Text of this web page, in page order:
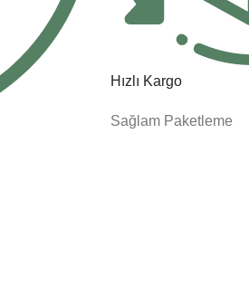
Hızlı Kargo
Sağlam Paketleme